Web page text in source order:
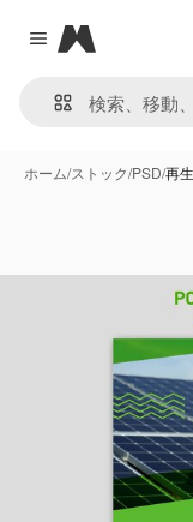
Close menu
Magnific
ホーム/ストック/PSD/再